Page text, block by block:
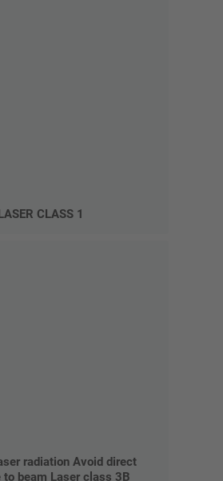
CLASS 1
radiation Avoid direct
to beam Laser class 3B